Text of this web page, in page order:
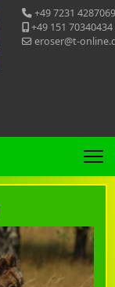
+49 7231 4287069
+49 151 70340434
eroser@t-